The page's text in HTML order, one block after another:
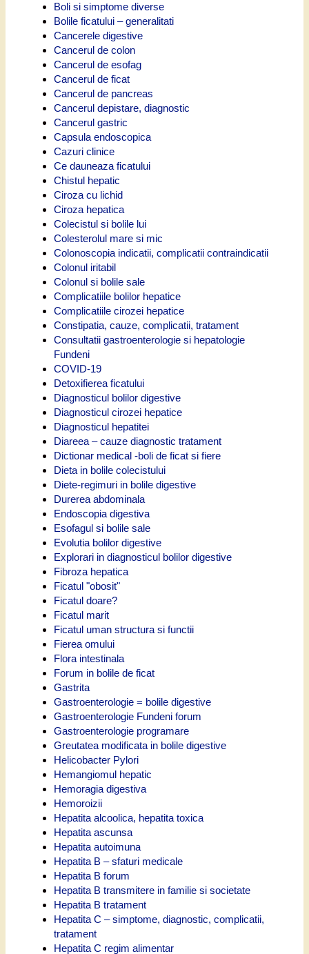
Boli si simptome diverse
Bolile ficatului – generalitati
Cancerele digestive
Cancerul de colon
Cancerul de esofag
Cancerul de ficat
Cancerul de pancreas
Cancerul depistare, diagnostic
Cancerul gastric
Capsula endoscopica
Cazuri clinice
Ce dauneaza ficatului
Chistul hepatic
Ciroza cu lichid
Ciroza hepatica
Colecistul si bolile lui
Colesterolul mare si mic
Colonoscopia indicatii, complicatii contraindicatii
Colonul iritabil
Colonul si bolile sale
Complicatiile bolilor hepatice
Complicatiile cirozei hepatice
Constipatia, cauze, complicatii, tratament
Consultatii gastroenterologie si hepatologie
Fundeni
COVID-19
Detoxifierea ficatului
Diagnosticul bolilor digestive
Diagnosticul cirozei hepatice
Diagnosticul hepatitei
Diareea – cauze diagnostic tratament
Dictionar medical -boli de ficat si fiere
Dieta in bolile colecistului
Diete-regimuri in bolile digestive
Durerea abdominala
Endoscopia digestiva
Esofagul si bolile sale
Evolutia bolilor digestive
Explorari in diagnosticul bolilor digestive
Fibroza hepatica
Ficatul "obosit"
Ficatul doare?
Ficatul marit
Ficatul uman structura si functii
Fierea omului
Flora intestinala
Forum in bolile de ficat
Gastrita
Gastroenterologie = bolile digestive
Gastroenterologie Fundeni forum
Gastroenterologie programare
Greutatea modificata in bolile digestive
Helicobacter Pylori
Hemangiomul hepatic
Hemoragia digestiva
Hemoroizii
Hepatita alcoolica, hepatita toxica
Hepatita ascunsa
Hepatita autoimuna
Hepatita B – sfaturi medicale
Hepatita B forum
Hepatita B transmitere in familie si societate
Hepatita B tratament
Hepatita C – simptome, diagnostic, complicatii,
tratament
Hepatita C regim alimentar